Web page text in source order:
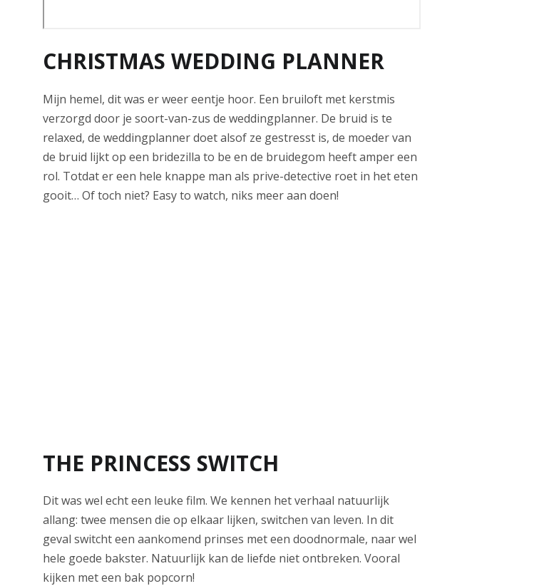
CHRISTMAS WEDDING PLANNER
Mijn hemel, dit was er weer eentje hoor. Een bruiloft met kerstmis
verzorgd door je soort-van-zus de weddingplanner. De bruid is te
relaxed, de weddingplanner doet alsof ze gestresst is, de moeder van
de bruid lijkt op een bridezilla to be en de bruidegom heeft amper een
rol. Totdat er een hele knappe man als prive-detective roet in het eten
gooit… Of toch niet? Easy to watch, niks meer aan doen!
THE PRINCESS SWITCH
Dit was wel echt een leuke film. We kennen het verhaal natuurlijk
allang: twee mensen die op elkaar lijken, switchen van leven. In dit
geval switcht een aankomend prinses met een doodnormale, naar wel
hele goede bakster. Natuurlijk kan de liefde niet ontbreken. Vooral
kijken met een bak popcorn!